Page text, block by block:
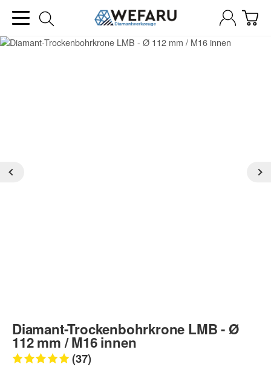
Diamant-Trockenbohrkrone LMB - Ø
112 mm / M16 innen
(37)